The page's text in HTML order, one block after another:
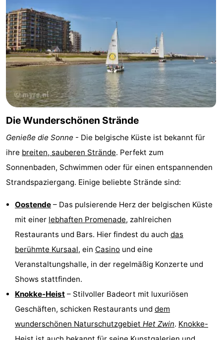
Haan
Frühstück)
Strand
Sehen
&
-
Museen
Denkmäler
-
Aussichtspunkte
Attraktionen
-
Rundfahrten
-
Spielplätze
Indoor-
Spielplätze
Bowling
Minigolfplätze
Wellness-
Zentren
Dörfer
Natur
Die Wunderschönen Strände
Genieße die Sonne - Die belgische Küste ist bekannt für
ihre breiten, sauberen Strände. Perfekt zum
Sonnenbaden, Schwimmen oder für einen entspannenden
Strandspaziergang. Einige beliebte Strände sind:
Oostende – Das pulsierende Herz der belgischen Küste
mit einer lebhaften Promenade, zahlreichen
Restaurants und Bars. Hier findest du auch das
berühmte Kursaal, ein Casino und eine
Veranstaltungshalle, in der regelmäßig Konzerte und
Shows stattfinden.
Knokke-Heist – Stilvoller Badeort mit luxuriösen
Geschäften, schicken Restaurants und dem
wunderschönen Naturschutzgebiet Het Zwin. Knokke-